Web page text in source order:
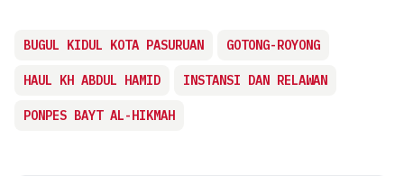
BUGUL KIDUL KOTA PASURUAN GOTONG-ROYONG
HAUL KH ABDUL HAMID INSTANSI DAN RELAWAN
PONPES BAYT AL-HIKMAH